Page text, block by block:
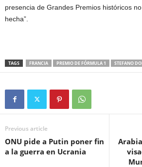
presencia de Grandes Premios históricos
hecha”.
TAGS FRANCIA PREMIO DE FÓRMULA 1 STEFANO
Previous article
ONU pide a Putin poner fin
a la guerra en Ucrania